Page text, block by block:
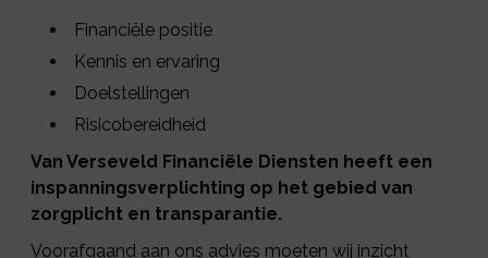
Financiële positie
Kennis en ervaring
Doelstellingen
Risicobereidheid
Van Verseveld Financiële Diensten heeft een
inspanningsverplichting op het gebied van
zorgplicht en transparantie.
Voorafgaand aan ons advies moeten wij inzicht